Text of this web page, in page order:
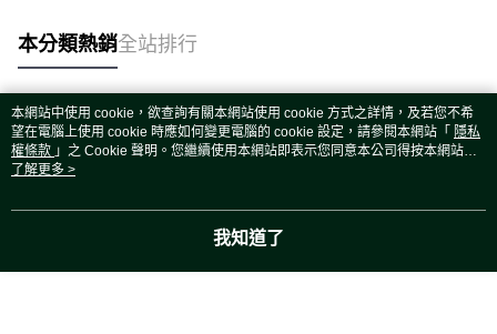
本分類熱銷全站排行
熱門標籤
本網站中使用 cookie，欲查詢有關本網站使用 cookie 方式之詳情，及若您不希
望在電腦上使用 cookie 時應如何變更電腦的 cookie 設定，請參閱本網站「 隱私
權條款 」之 Cookie 聲明。您繼續使用本網站即表示您同意本公司得按本網站使
用條款之 Cookie 聲明使用 cookie。
了解更多 >
我知道了